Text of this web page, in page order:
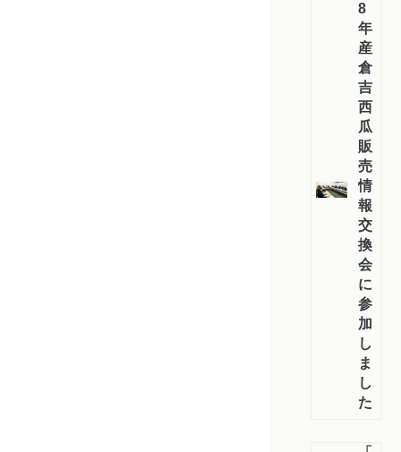
8
年
産
倉
吉
西
瓜
販
売
情
報
交
換
会
に
参
加
し
ま
し
た